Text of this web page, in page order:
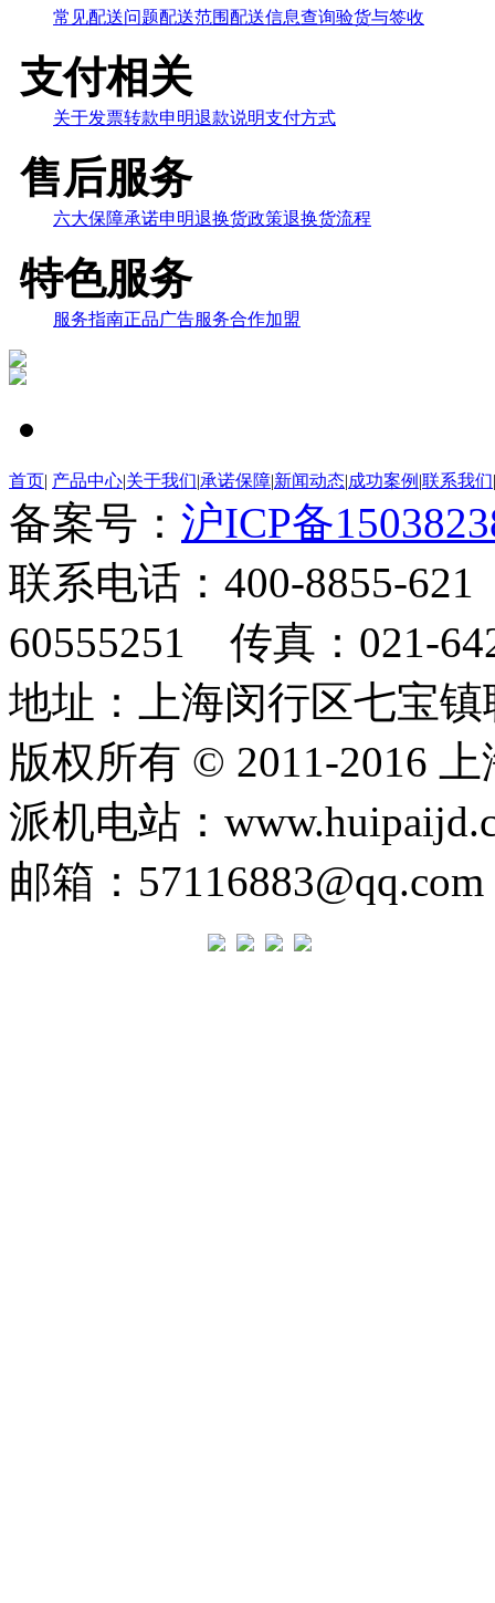
常见配送问题配送范围配送信息查询验货与签收
支付相关
关于发票转款申明退款说明支付方式
售后服务
六大保障承诺申明退换货政策退换货流程
特色服务
服务指南正品广告服务合作加盟
首页| 产品中心|关于我们|承诺保障|新闻动态|成功案例 |联系我们|
备案号： 沪ICP备
联系电话：400-8855-
60555251 传真：021-
地址：上海闵行区七宝镇
版权所有 © 2011-2016
派机电站：
邮箱：